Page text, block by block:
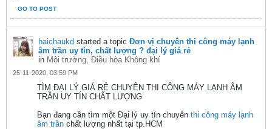
GO TO POST
haichaukd started a topic Đơn vị chuyên thi công máy lạnh
âm trần uy tín, chất lượng ? đại lý giá rẻ
in Môi trường, Điều hòa Không khí
25-11-2020, 03:59 PM
TÌM ĐẠI LÝ GIÁ RẺ CHUYÊN THI CÔNG MÁY LẠNH ÂM
TRẦN UY TÍN CHẤT LƯỢNG
Bạn đang cần tìm một Đại lý uy tín chuyên thi công máy lạnh
âm trần chất lượng nhất tại tp.HCM